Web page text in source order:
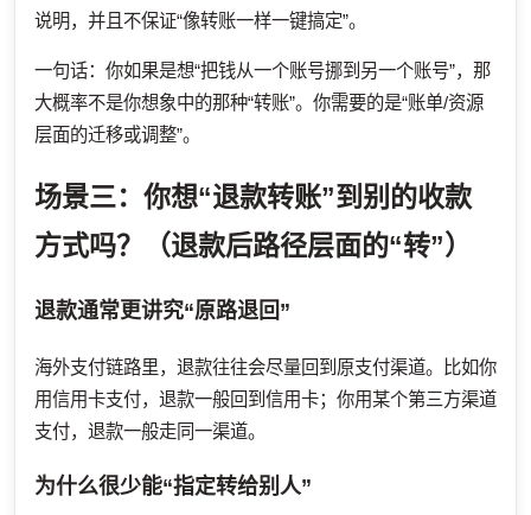
说明，并且不保证“像转账一样一键搞定”。
一句话：你如果是想“把钱从一个账号挪到另一个账号”，那
大概率不是你想象中的那种“转账”。你需要的是“账单/资源
层面的迁移或调整”。
场景三：你想“退款转账”到别的收款
方式吗？（退款后路径层面的“转”）
退款通常更讲究“原路退回”
海外支付链路里，退款往往会尽量回到原支付渠道。比如你
用信用卡支付，退款一般回到信用卡；你用某个第三方渠道
支付，退款一般走同一渠道。
为什么很少能“指定转给别人”